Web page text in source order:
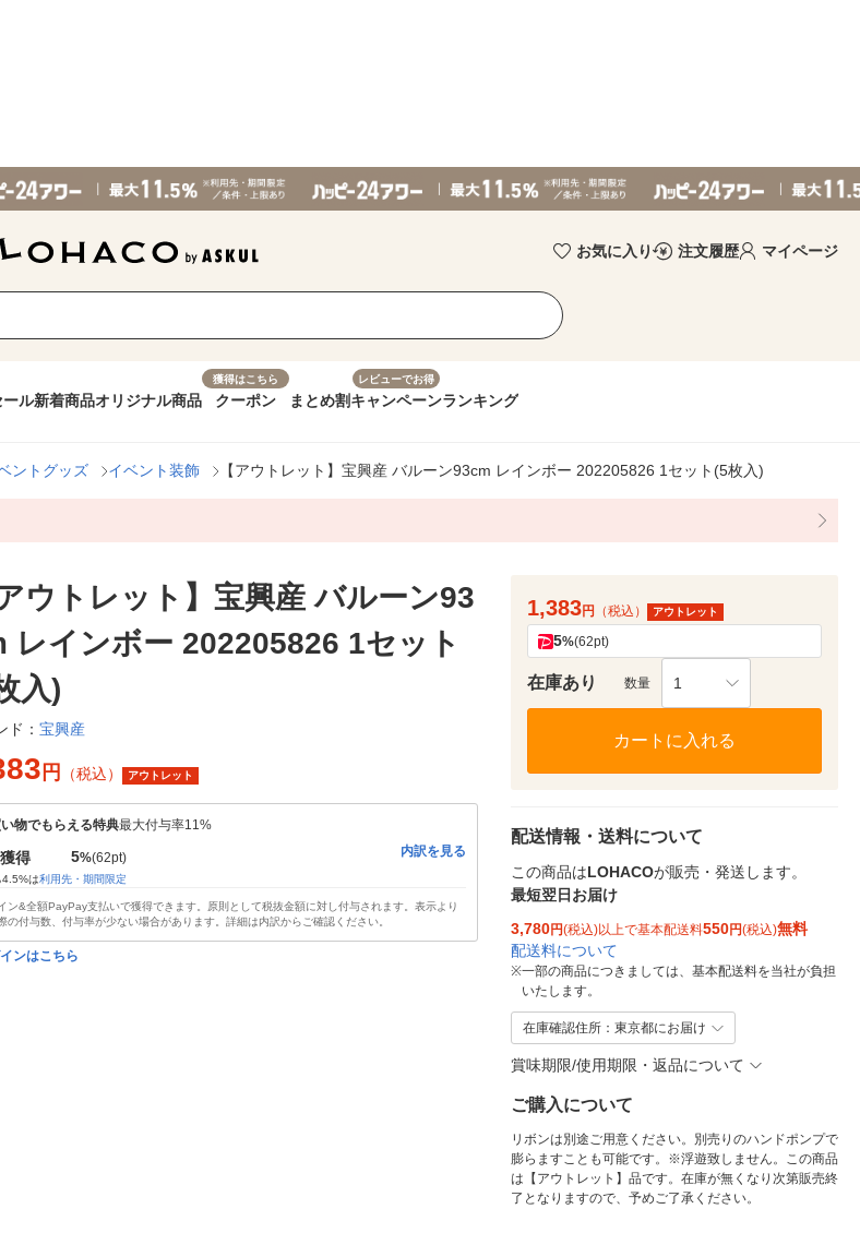
お気に入り 注文履歴 マイページ
ール新着商品オリジナル商品
獲得はこちら
クーポン まとめ割
レビューでお得
キャンペーンランキング
ントグッズ イベント装飾 【アウトレット】宝興産 バルーン93cm レインボー 202205826 1セット(5枚入)
アウトレット】宝興産 バルーン93
レインボー 202205826 1セット
入)
ド： 宝興産
円 （税込） アウトレット
物でもらえる特典最大付与率11%
獲得 5%(62pt)
4.5%は利用先・期間限定
内訳を見る
ン&全額PayPay支払いで獲得できます。原則として税抜金額に対し付与されます。表示より
の付与数、付与率が少ない場合があります。詳細は内訳からご確認ください。
ンはこちら
1,383円 （税込） アウトレット
5%(62pt)
在庫あり 数量 1
カートに入れる
配送情報・送料について
この商品はLOHACOが販売・発送します。
最短翌日お届け
3,780円(税込)以上で基本配送料550円(税込)無料
配送料について
※一部の商品につきましては、基本配送料を当社が負担
いたします。
在庫確認住所：東京都にお届け
賞味期限/使用期限・返品について
ご購入について
リボンは別途ご用意ください。別売りのハンドポンプで
膨らますことも可能です。※浮遊致しません。この商品
は【アウトレット】品です。在庫が無くなり次第販売終
了となりますので、予めご了承ください。